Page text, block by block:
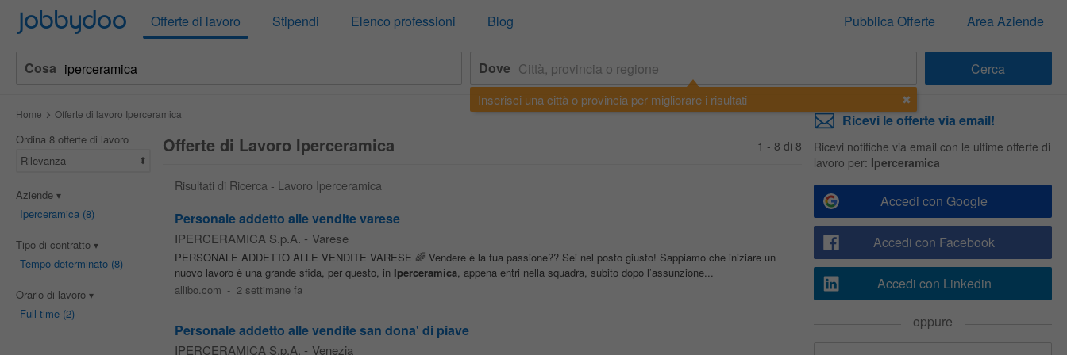
Jobbydoo Offerte di lavoro Stipendi Elenco professioni Blog Pubblica Offerte Area Aziende
Cosa Dove
Inserisci una città o provincia per migliorare i risultati
Home Offerte di lavoro Iperceramica
Ordina 8 offerte di lavoro
Rilevanza
Aziende
Iperceramica(8)
Tipo di contratto
Tempo determinato(8)
Orario di lavoro
Full-time(2)
Offerte di Lavoro Iperceramica 1 - 8 di 8
Risultati di Ricerca - Lavoro Iperceramica
Personale addetto alle vendite varese
IPERCERAMICA S.p.A. - Varese
PERSONALE ADDETTO ALLE VENDITE VARESE 🌈 Vendere è la tua passione?? Sei nel posto giusto! Sappiamo che iniziare un
nuovo lavoro è una grande sfida, per questo, in Iperceramica, appena entri nella squadra, subito dopo l’assunzione...
allibo.com - 2 settimane fa
Personale addetto alle vendite san dona' di piave
IPERCERAMICA S.p.A. - Venezia
Ricevi le offerte via email!
Ricevi notifiche via email con le ultime offerte di
lavoro per: Iperceramica
Accedi con Google
Accedi con Facebook
Accedi con Linkedin
oppure